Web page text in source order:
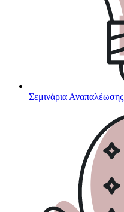
Σεμινάρια Αναπαλέωσης